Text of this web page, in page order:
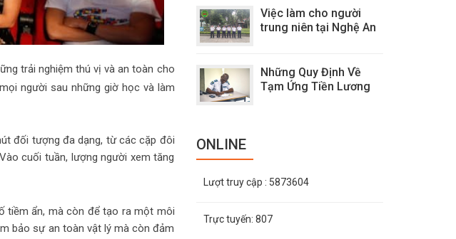
trải nghiệm thú vị và an toàn cho
người sau những giờ học và làm
đối tượng đa dạng, từ các cặp đôi
cuối tuần, lượng người xem tăng
tiềm ẩn, mà còn để tạo ra một môi
bảo sự an toàn vật lý mà còn đảm
Việc làm cho người
trung niên tại Nghệ An
Những Quy Định Về
Tạm Ứng Tiền Lương
ONLINE
Lượt truy cập : 5873604
Trực tuyến: 807